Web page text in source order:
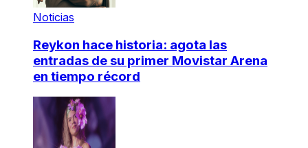
Noticias
Reykon hace historia: agota las
entradas de su primer Movistar Arena
en tiempo récord